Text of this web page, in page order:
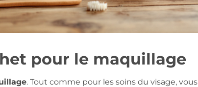
pour le maquillage
. Tout comme pour les soins du visage, vous